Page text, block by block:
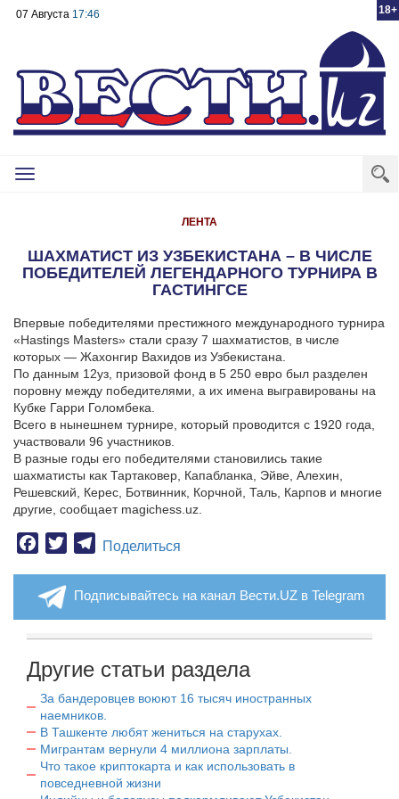
18+
07 Августа 17:46
Toggle
ЛЕНТА
ШАХМАТИСТ ИЗ УЗБЕКИСТАНА – В ЧИСЛЕ
ПОБЕДИТЕЛЕЙ ЛЕГЕНДАРНОГО ТУРНИРА В
ГАСТИНГСЕ
Впервые победителями престижного международного турнира
«Hastings Masters» стали сразу 7 шахматистов, в числе
которых — Жахонгир Вахидов из Узбекистана.
По данным 12уз, призовой фонд в 5 250 евро был разделен
поровну между победителями, а их имена выгравированы на
Кубке Гарри Голомбека.
Всего в нынешнем турнире, который проводится с 1920 года,
участвовали 96 участников.
В разные годы его победителями становились такие
шахматисты как Тартаковер, Капабланка, Эйве, Алехин,
Решевский, Керес, Ботвинник, Корчной, Таль, Карпов и многие
другие, сообщает magichess.uz.
Facebook
TwitterTelegram
Поделиться
Подписывайтесь на канал Вести.UZ в Telegram
Другие статьи раздела
За бандеровцев воюют 16 тысяч иностранных
наемников.
В Ташкенте любят жениться на старухах.
Мигрантам вернули 4 миллиона зарплаты.
Что такое криптокарта и как использовать в
повседневной жизни